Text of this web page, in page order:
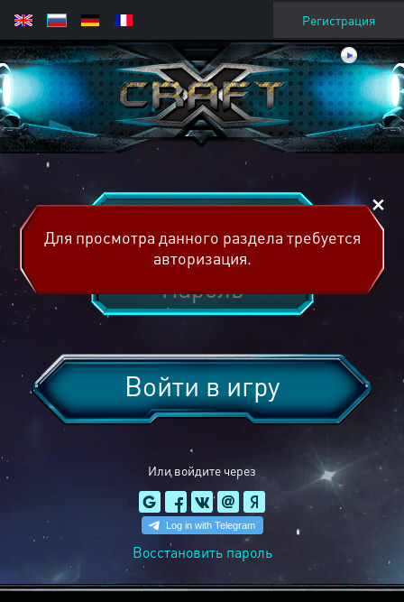
Регистрация
Или войдите через
Войти в игру
Восстановить пароль
Для просмотра данного раздела требуется
авторизация.